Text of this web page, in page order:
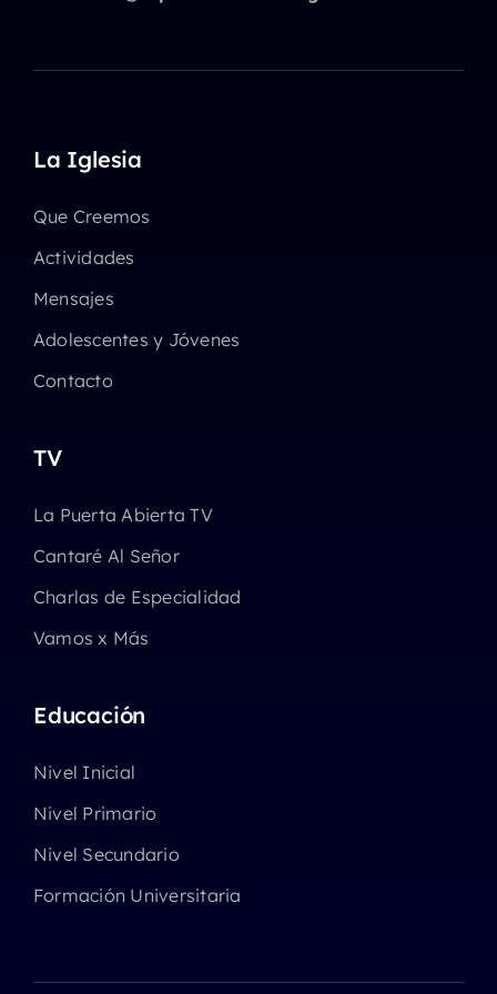
La Iglesia
Que Creemos
Actividades
Mensajes
Adolescentes y Jóvenes
Contacto
TV
La Puerta Abierta TV
Cantaré Al Señor
Charlas de Especialidad
Vamos x Más
Educación
Nivel Inicial
Nivel Primario
Nivel Secundario
Formación Universitaria